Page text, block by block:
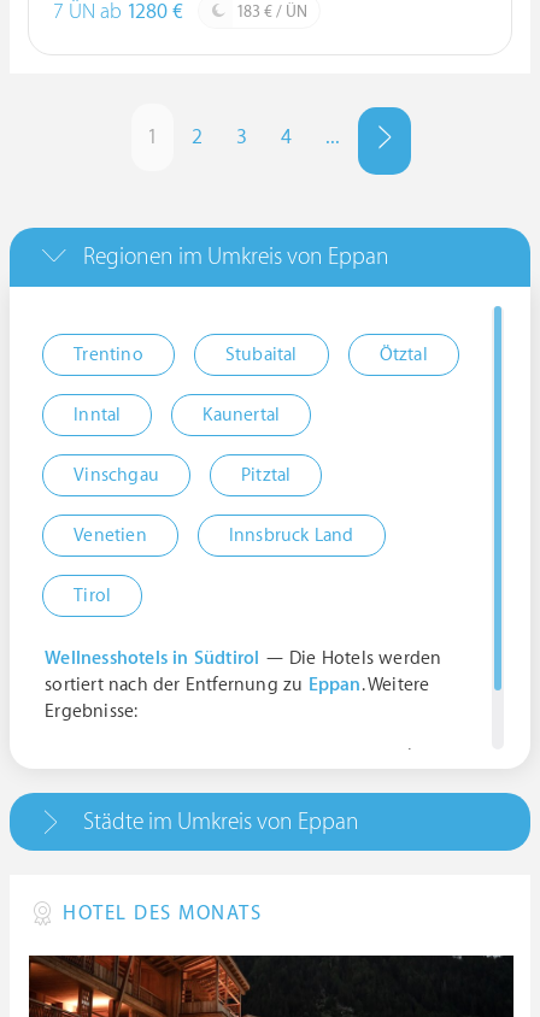
7 ÜN ab 1280 € 183 € / ÜN
1 2 3 4 ...
Regionen im Umkreis von Eppan
Trentino Stubaital Ötztal
Inntal Kaunertal
Vinschgau Pitztal
Venetien Innsbruck Land
Tirol
Wellnesshotels in Südtirol — Die Hotels werden
sortiert nach der Entfernung zu Eppan. Weitere
Ergebnisse:
Städte im Umkreis von Eppan
HOTEL DES MONATS